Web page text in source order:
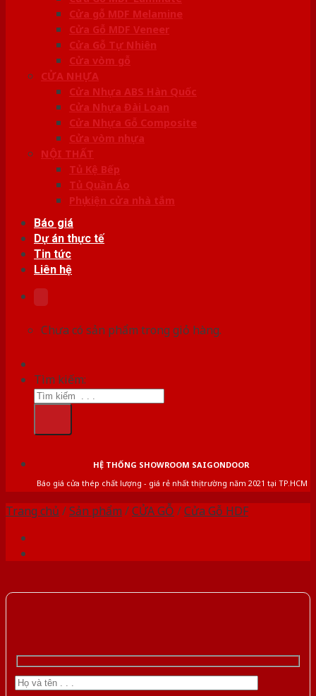
Cửa gỗ MDF Melamine
Cửa Gỗ MDF Veneer
Cửa Gỗ Tự Nhiên
Cửa vòm gỗ
CỬA NHỰA
Cửa Nhựa ABS Hàn Quốc
Cửa Nhựa Đài Loan
Cửa Nhựa Gỗ Composite
Cửa vòm nhựa
NỘI THẤT
Tủ Kệ Bếp
Tủ Quần Áo
Phụ kiện cửa nhà tắm
Báo giá
Dự án thực tế
Tin tức
Liên hệ
Chưa có sản phẩm trong giỏ hàng.
Tìm kiếm:
HỆ THỐNG SHOWROOM SAIGONDOOR
Báo giá cửa thép chất lượng - giá rẻ nhất thị trường năm 2021 tại TP.HCM
Trang chủ /Sản phẩm /CỬA GỖ /Cửa Gỗ HDF